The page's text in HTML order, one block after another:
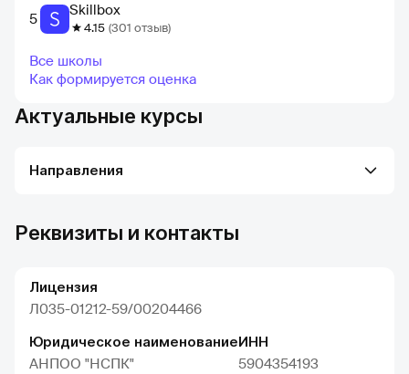
5 Skillbox
4.15 (301 отзыв)
Все школы
Как формируется оценка
Актуальные курсы
Направления
Реквизиты и контакты
Лицензия
Л035-01212-59/00204466
Юридическое наименование
АНПОО "НСПК"
ИНН
5904354193